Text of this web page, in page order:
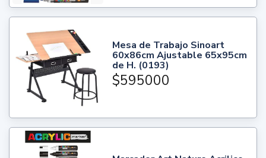
Mesa de Trabajo Sinoart
60x86cm Ajustable 65x95cm
de H. (0193)
$595000